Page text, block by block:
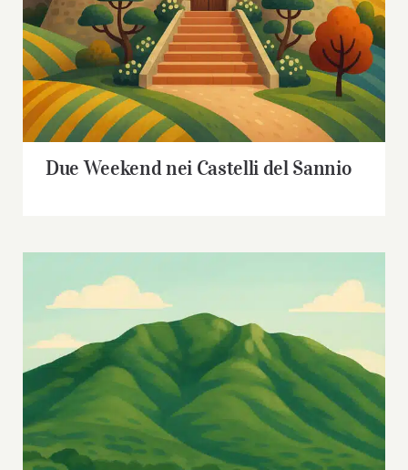
Due Weekend nei Castelli del Sannio
Natura e Percorsi Naturalistici